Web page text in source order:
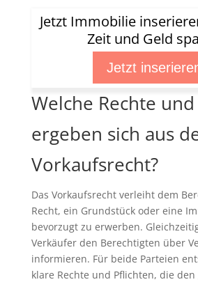
Jetzt Immobilie
Zeit und Geld
Jetzt
Welche Rechte
ergeben sich aus
Vorkaufsrecht?
Das Vorkaufsrecht verleiht dem
Recht, ein Grundstück oder eine
bevorzugt zu erwerben.
Verkäufer den Berechtigten über
informieren. Für beide Parteien
klare Rechte und Pflichten, die den